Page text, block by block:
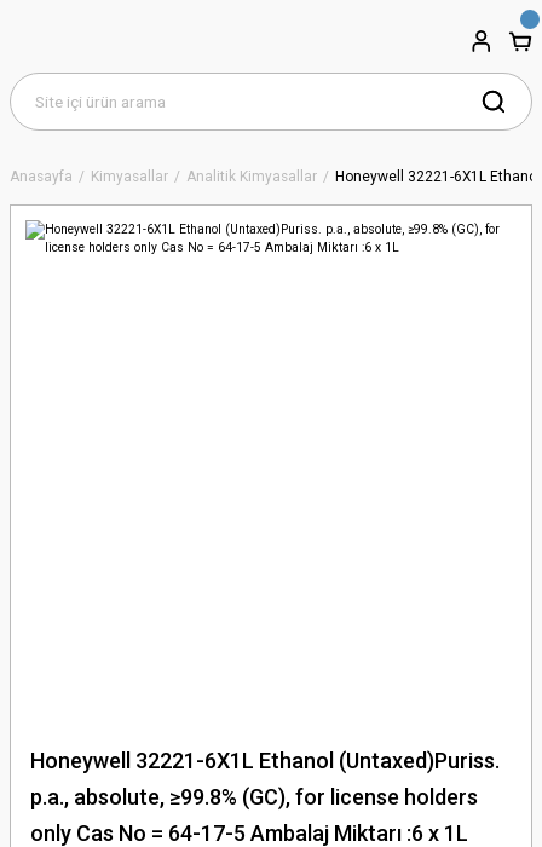
Anasayfa Kimyasallar Analitik Kimyasallar Honeywell 32221-6X1L
Honeywell 32221-6X1L Ethanol (Untaxed)Puriss.
p.a., absolute, ≥99.8% (GC), for license holders
only Cas No = 64-17-5 Ambalaj Miktarı :6 x 1L